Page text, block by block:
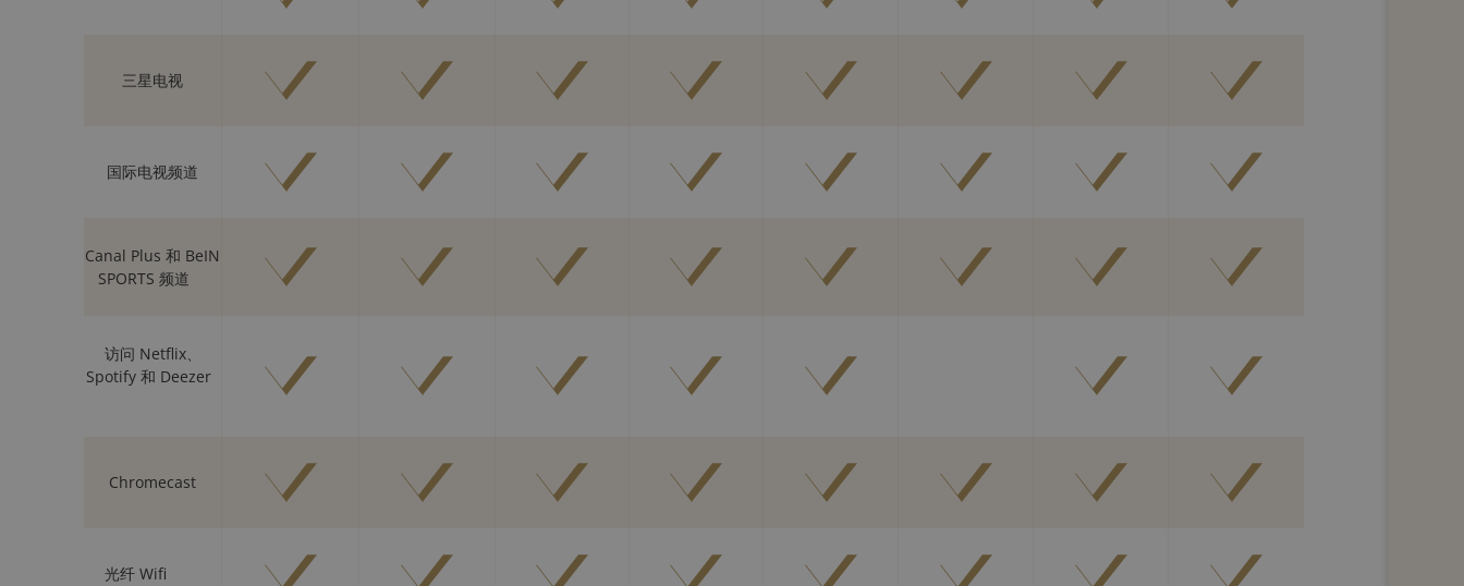
三星电视
国际电视频道
Canal Plus 和 BeIN
SPORTS 频道
访问 Netflix、
Spotify 和 Deezer
Chromecast
光纤 Wifi